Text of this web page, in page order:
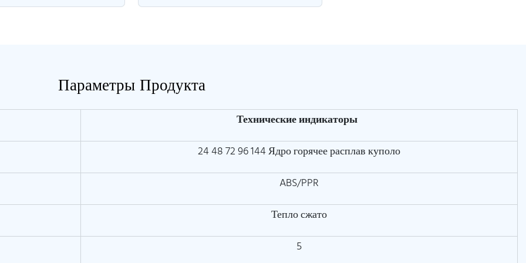
Параметры Продукта
Технические индикаторы
24 48 72 96 144 Ядро горячее расплав куполо
ABS/PPR
Тепло сжато
5